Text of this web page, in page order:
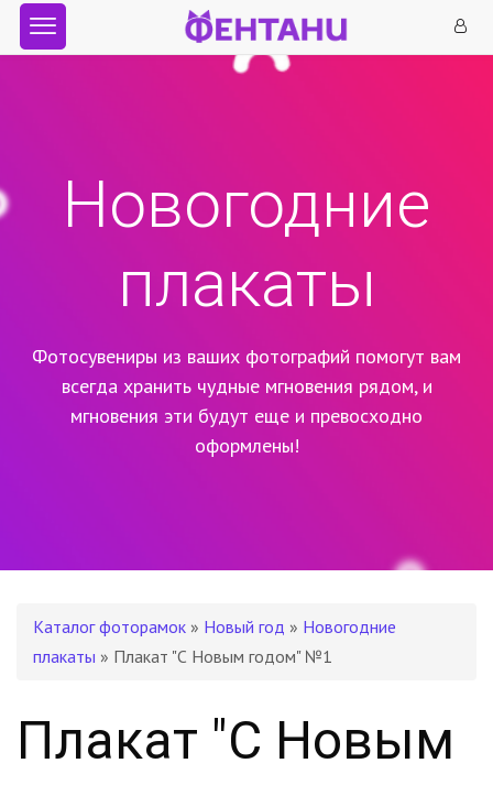
Новогодние
плакаты
Фотосувениры из ваших фотографий помогут вам
всегда хранить чудные мгновения рядом, и
мгновения эти будут еще и превосходно
оформлены!
Каталог фоторамок » Новый год » Новогодние
плакаты » Плакат "С Новым годом" №1
Плакат "С Новым